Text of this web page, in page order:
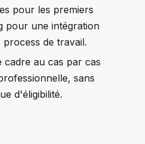
pour les premiers
pour une intégration
de travail.
cadre au cas par cas
sans
d'éligibilité.